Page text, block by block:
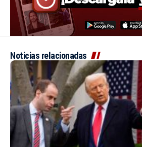
Noticias relacionadas